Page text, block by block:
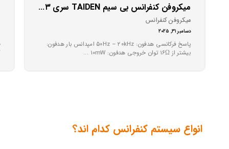
میکروفن کنفرانس بی سیم TAIDEN سری HCS-۵۳۹۳
میکروفن کنفرانس
دسامبر ۳۱, ۲۰۲۵
پاسخ فرکانسی هدفون: ۵۰Hz – ۲۰kHz امپدانس بار هدفون:
بیشتر از ۱۶Ω توان خروجی هدفون: ۱۰mW ...
انواع سیستم کنفرانس کدام اند؟